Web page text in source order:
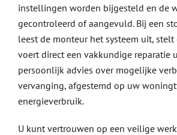
instellingen worden bijgesteld en de
gecontroleerd of aangevuld. Bij een
leest de monteur het systeem uit, stelt
voert direct een vakkundige reparatie
persoonlijk advies over mogelijke
vervanging, afgestemd op uw
energieverbruik.
U kunt vertrouwen op een veilige